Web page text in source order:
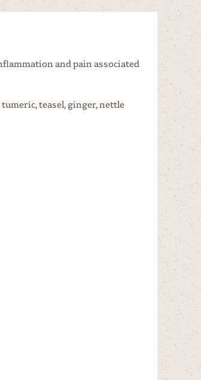
and pain associated
teasel, ginger, nettle